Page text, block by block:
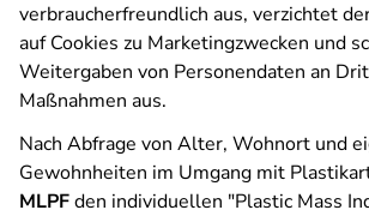
verbraucherfreundlich aus, verzichtet
auf Cookies zu Marketingzwecken und
Weitergaben von Personendaten an
Maßnahmen aus.
Nach Abfrage von Alter, Wohnort und
Gewohnheiten im Umgang mit
MLPFden individuellen "Plastic Mass